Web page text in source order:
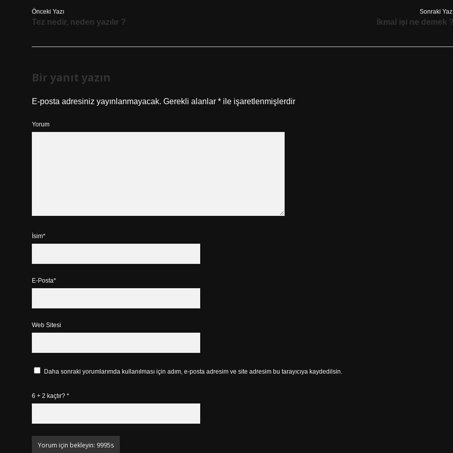
Önceki Yazı
Tez nedir, neden yazılır ?
Sonraki
İkmal işi ne demek
Bir yanıt yazın
E-posta adresiniz yayınlanmayacak. Gerekli alanlar * ile işaretlenmişlerdir
Yorum
İsim*
E-Posta*
Web Sitesi
Daha sonraki yorumlarımda kullanılması için adım, e-posta adresim ve site adresim bu tarayıcıya kaydedilsin.
6 + 2 kaçtır? *